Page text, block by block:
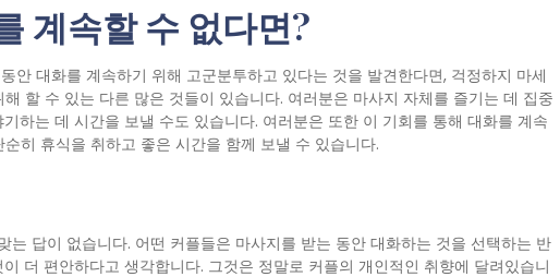
계속할 수 없다면?
안 대화를 계속하기 위해 고군분투하고 있다는 것을 발견한다면, 걱정하지 마세
할 수 있는 다른 많은 것들이 있습니다. 여러분은 마사지 자체를 즐기는 데 집중
하는 데 시간을 보낼 수도 있습니다. 여러분은 또한 이 기회를 통해 대화를 계속
히 휴식을 취하고 좋은 시간을 함께 보낼 수 있습니다.
는 답이 없습니다. 어떤 커플들은 마사지를 받는 동안 대화하는 것을 선택하는 반
더 편안하다고 생각합니다. 그것은 정말로 커플의 개인적인 취향에 달려있습니